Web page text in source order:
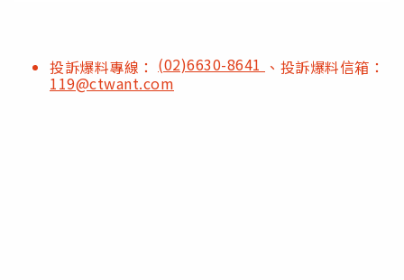
投訴爆料專線： (02)6630-8641 、投訴爆料信箱：
119@ctwant.com